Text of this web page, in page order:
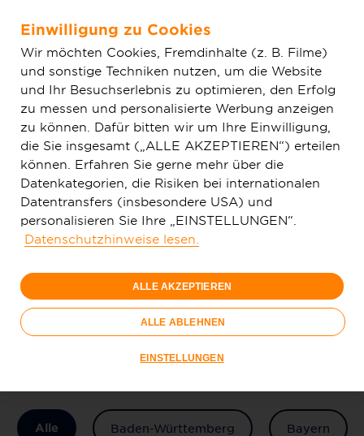
Zum Hauptinhalt springen
Glasfaser & Ausbau Ausbaugebiete
Bei Ihnen zu Hause schon
verfügbar?
Jetzt Postleitzahl eingeben und prüfen.
Alles zum Glasfaserausbau
Alle Baden-Württemberg Bayern
Einwilligung zu Cookies
Wir möchten Cookies, Fremdinhalte (z. B. Filme)
und sonstige Techniken nutzen, um die Website
und Ihr Besuchserlebnis zu optimieren, den Erfolg
zu messen und personalisierte Werbung anzeigen
zu können. Dafür bitten wir um Ihre Einwilligung,
die Sie insgesamt („ALLE AKZEPTIEREN“) erteilen
können. Erfahren Sie gerne mehr über die
Datenkategorien, die Risiken bei internationalen
Datentransfers (insbesondere USA) und
personalisieren Sie Ihre „EINSTELLUNGEN“.
Datenschutzhinweise lesen.
ALLE AKZEPTIEREN
ALLE ABLEHNEN
EINSTELLUNGEN